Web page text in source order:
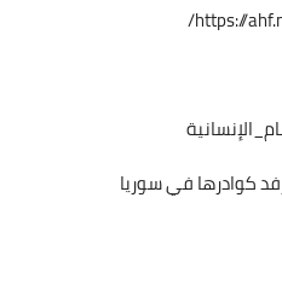
https://
كوادرها في سوريا